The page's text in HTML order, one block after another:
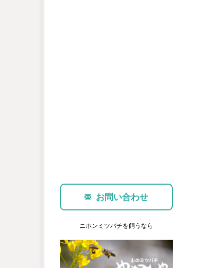
お問い合わせ
ニホンミツバチを飼うなら